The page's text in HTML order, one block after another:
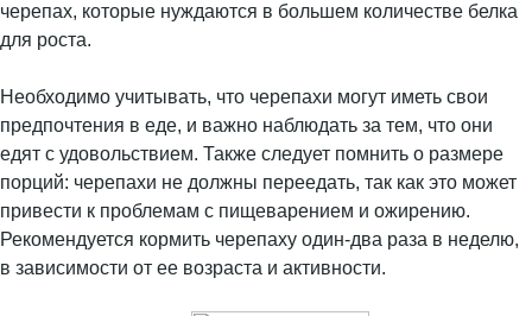
черепах, которые нуждаются в большем количестве белка
для роста.
Необходимо учитывать, что черепахи могут иметь свои
предпочтения в еде, и важно наблюдать за тем, что они
едят с удовольствием. Также следует помнить о размере
порций: черепахи не должны переедать, так как это может
привести к проблемам с пищеварением и ожирению.
Рекомендуется кормить черепаху один-два раза в неделю,
в зависимости от ее возраста и активности.